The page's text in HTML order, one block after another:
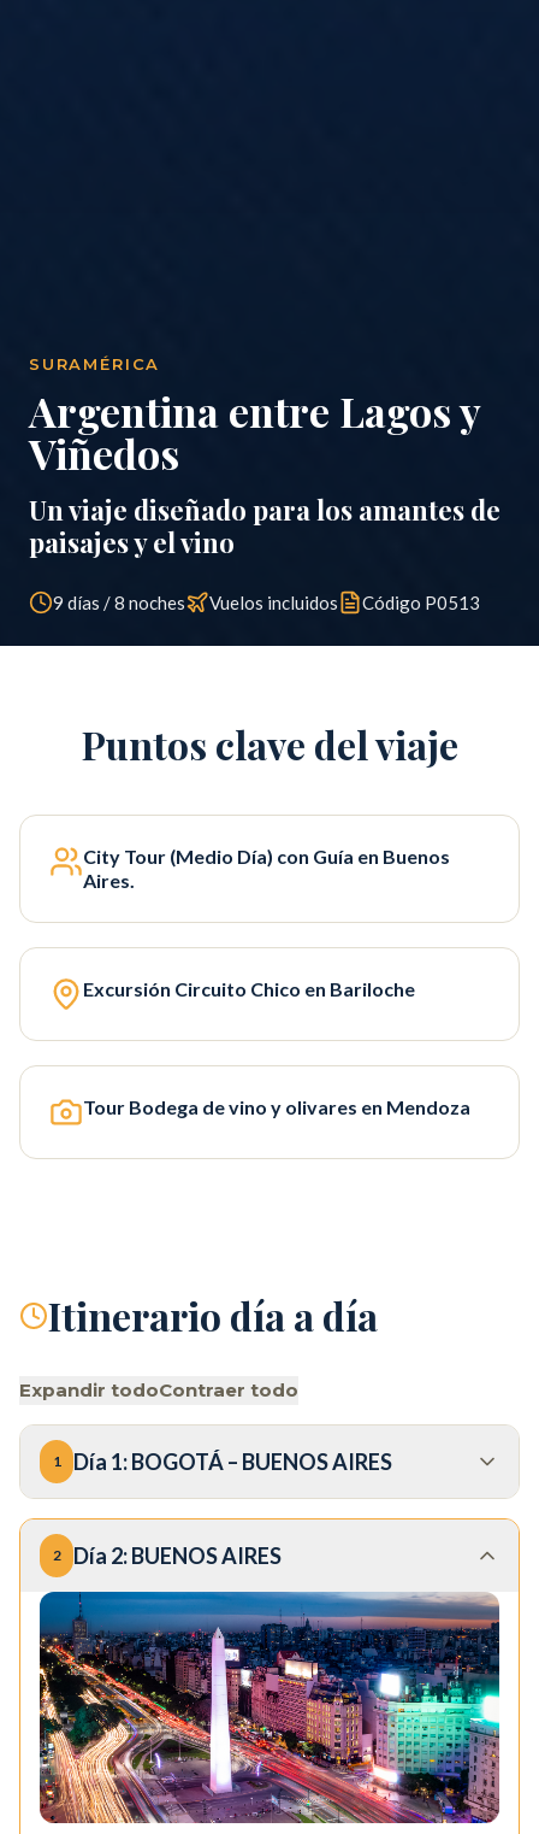
SURAMÉRICA
Argentina entre Lagos y
Viñedos
Un viaje diseñado para los amantes de
paisajes y el vino
9 días / 8 noches Vuelos incluidos Código P0513
Puntos clave del viaje
City Tour (Medio Día) con Guía en Buenos
Aires.
Excursión Circuito Chico en Bariloche
Tour Bodega de vino y olivares en Mendoza
Itinerario día a día
Expandir todoContraer todo
1 Día 1:BOGOTÁ – BUENOS AIRES
2 Día 2:BUENOS AIRES